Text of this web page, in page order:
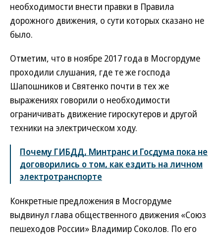
необходимости внести правки в Правила
дорожного движения, о сути которых сказано не
было.
Отметим, что в ноябре 2017 года в Мосгордуме
проходили слушания, где те же господа
Шапошников и Святенко почти в тех же
выражениях говорили о необходимости
ограничивать движение гироскутеров и другой
техники на электрическом ходу.
Почему ГИБДД, Минтранс и Госдума пока не
договорились о том, как ездить на личном
электротранспорте
Конкретные предложения в Мосгордуме
выдвинул глава общественного движения «Союз
пешеходов России» Владимир Соколов. По его